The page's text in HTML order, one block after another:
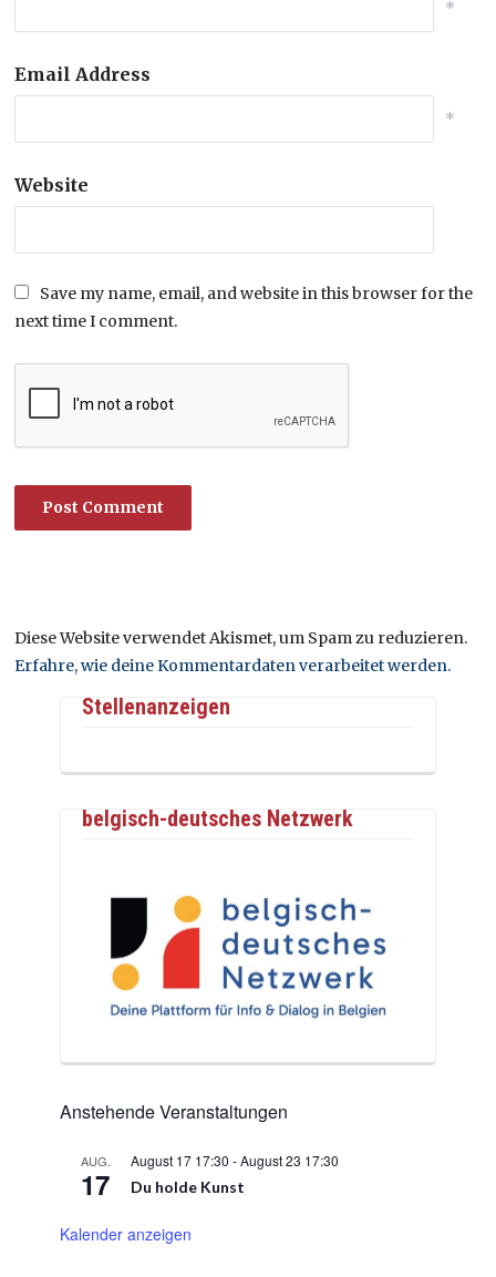
*
Email Address
*
Website
Save my name, email, and website in this browser for the
next time I comment.
Diese Website verwendet Akismet, um Spam zu reduzieren.
Erfahre, wie deine Kommentardaten verarbeitet werden.
Stellenanzeigen
belgisch-deutsches Netzwerk
Anstehende Veranstaltungen
AUG.
17
August 17 17:30 -August 23 17:30
Du holde Kunst
Kalender anzeigen